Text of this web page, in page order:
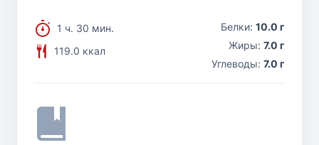
1 ч. 30 мин.
119.0 ккал
Белки: 10.0 г
Жиры: 7.0 г
Углеводы: 7.0 г